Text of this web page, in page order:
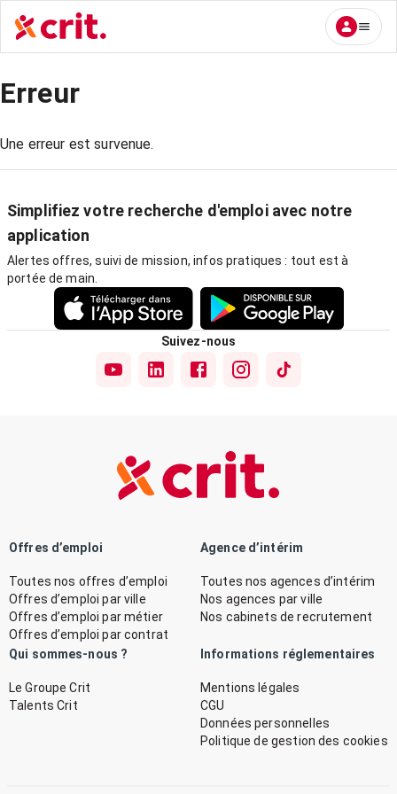
Erreur
Une erreur est survenue.
Simplifiez votre recherche d'emploi avec notre
application
Alertes offres, suivi de mission, infos pratiques : tout est à
portée de main.
Suivez-nous
Offres d’emploi
Toutes nos offres d’emploi
Offres d’emploi par ville
Offres d’emploi par métier
Offres d’emploi par contrat
Agence d’intérim
Toutes nos agences d’intérim
Nos agences par ville
Nos cabinets de recrutement
Qui sommes-nous ?
Le Groupe Crit
Talents Crit
Informations réglementaires
Mentions légales
CGU
Données personnelles
Politique de gestion des cookies